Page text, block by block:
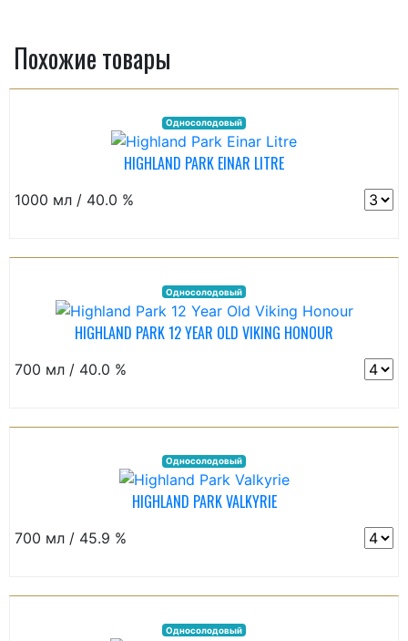
Похожие товары
Односолодовый
HIGHLAND PARK EINAR LITRE
1000 мл / 40.0 %
Односолодовый
HIGHLAND PARK 12 YEAR OLD VIKING HONOUR
700 мл / 40.0 %
Односолодовый
HIGHLAND PARK VALKYRIE
700 мл / 45.9 %
Односолодовый